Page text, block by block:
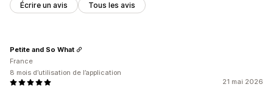
Écrire un avis Tous les avis
21 mai 2026
Petite and So What
France
8 mois d’utilisation de l’application